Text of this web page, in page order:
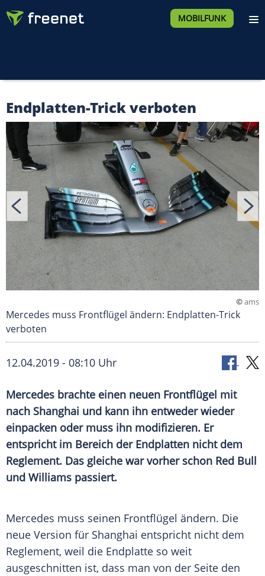
MOBILFUNK
Endplatten-Trick verboten
©ams
Mercedes muss Frontflügel ändern: Endplatten-Trick
verboten
12.04.2019 - 08:10 Uhr
Mercedes brachte einen neuen Frontflügel mit
nach Shanghai und kann ihn entweder wieder
einpacken oder muss ihn modifizieren. Er
entspricht im Bereich der Endplatten nicht dem
Reglement. Das gleiche war vorher schon Red Bull
und Williams passiert.
Mercedes muss seinen Frontflügel ändern. Die
neue Version für Shanghai entspricht nicht dem
Reglement, weil die Endplatte so weit
ausgeschnitten ist, dass man von der Seite den